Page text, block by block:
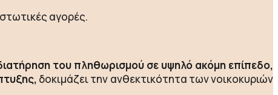
αγορές.
του πληθωρισμού σε υψηλό ακόμη επίπεδο,
δοκιμάζει την ανθεκτικότητα των νοικοκυριών